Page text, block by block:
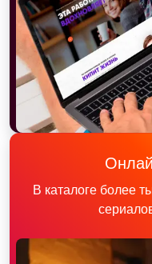
В каталоге более